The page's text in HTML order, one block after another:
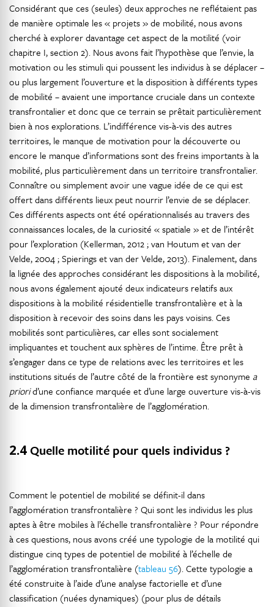
Considérant que ces (seules) deux approches ne reflétaient pas
de manière optimale les « projets » de mobilité, nous avons
cherché à explorer davantage cet aspect de la motilité (voir
chapitre I, section 2). Nous avons fait l’hypothèse que l’envie, la
motivation ou les stimuli qui poussent les individus à se déplacer –
ou plus largement l’ouverture et la disposition à différents types
de mobilité – avaient une importance cruciale dans un contexte
transfrontalier et donc que ce terrain se prêtait particulièrement
bien à nos explorations. L’indifférence vis-à-vis des autres
territoires, le manque de motivation pour la découverte ou
encore le manque d’informations sont des freins importants à la
mobilité, plus particulièrement dans un territoire transfrontalier.
Connaître ou simplement avoir une vague idée de ce qui est
offert dans différents lieux peut nourrir l’envie de se déplacer.
Ces différents aspects ont été opérationnalisés au travers des
connaissances locales, de la curiosité « spatiale » et de l’intérêt
pour l’exploration (Kellerman, 2012 ; van Houtum et van der
Velde, 2004 ; Spierings et van der Velde, 2013). Finalement, dans
la lignée des approches considérant les dispositions à la mobilité,
nous avons également ajouté deux indicateurs relatifs aux
dispositions à la mobilité résidentielle transfrontalière et à la
disposition à recevoir des soins dans les pays voisins. Ces
mobilités sont particulières, car elles sont socialement
impliquantes et touchent aux sphères de l’intime. Être prêt à
s’engager dans ce type de relations avec les territoires et les
institutions situés de l’autre côté de la frontière est synonyme a
priorid’une confiance marquée et d’une large ouverture vis-à-vis
de la dimension transfrontalière de l’agglomération.
2.4Quelle motilité pour quels individus ?
Comment le potentiel de mobilité se définit-il dans
l’agglomération transfrontalière ? Qui sont les individus les plus
aptes à être mobiles à l’échelle transfrontalière ? Pour répondre
à ces questions, nous avons créé une typologie de la motilité qui
distingue cinq types de potentiel de mobilité à l’échelle de
l’agglomération transfrontalière (tableau 56). Cette typologie a
été construite à l’aide d’une analyse factorielle et d’une
classification (nuées dynamiques) (pour plus de détails